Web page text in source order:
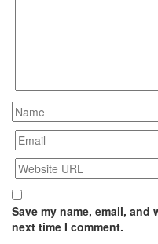
Save my name, email,
next time I comment.